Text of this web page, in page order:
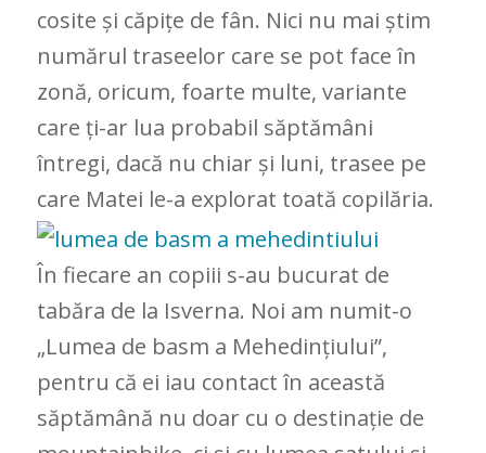
cosite și căpițe de fân. Nici nu mai știm
numărul traseelor care se pot face în
zonă, oricum, foarte multe, variante
care ți-ar lua probabil săptămâni
întregi, dacă nu chiar și luni, trasee pe
care Matei le-a explorat toată copilăria.
În fiecare an copiii s-au bucurat de
tabăra de la Isverna. Noi am numit-o
„Lumea de basm a Mehedințiului”,
pentru că ei iau contact în această
săptămână nu doar cu o destinație de